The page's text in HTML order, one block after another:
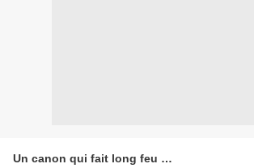
Un canon qui fait long feu …